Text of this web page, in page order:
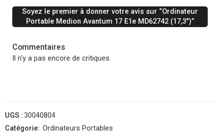
Soyez le premier à donner votre avis sur “Ordinateur
Portable Medion Avantum 17 E1e MD62742 (17,3″)”
Commentaires
Il n'y a pas encore de critiques.
UGS :30040804
Catégorie: Ordinateurs Portables